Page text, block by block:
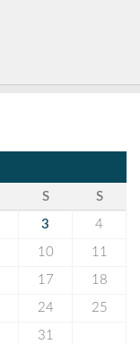
S S
3 4
10 11
17 18
24 25
31